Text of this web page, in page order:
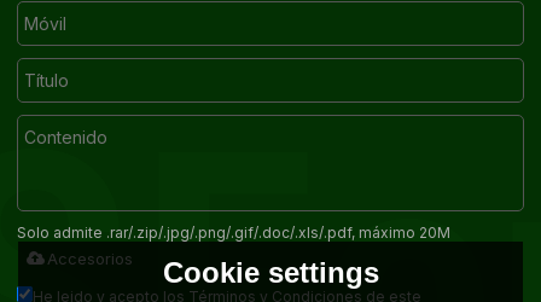
Solo admite .rar/.zip/.jpg/.png/.gif/.doc/.xls/.pdf, máximo 20M
Accesorios
He leido y acepto los Términos y Condiciones de este
Cookie settings